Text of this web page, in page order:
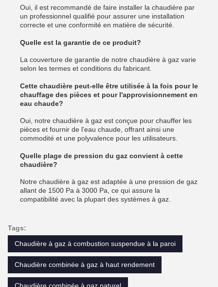
Oui, il est recommandé de faire installer la chaudière par
un professionnel qualifié pour assurer une installation
correcte et une conformité en matière de sécurité.
Quelle est la garantie de ce produit?
La couverture de garantie de notre chaudière à gaz varie
selon les termes et conditions du fabricant.
Cette chaudière peut-elle être utilisée à la fois pour le
chauffage des pièces et pour l'approvisionnement en
eau chaude?
Oui, notre chaudière à gaz est conçue pour chauffer les
pièces et fournir de l'eau chaude, offrant ainsi une
commodité et une polyvalence pour les utilisateurs.
Quelle plage de pression du gaz convient à cette
chaudière?
Notre chaudière à gaz est adaptée à une pression de gaz
allant de 1500 Pa à 3000 Pa, ce qui assure la
compatibilité avec la plupart des systèmes à gaz.
Tags:
Chaudière à gaz à combustion suspendue à la paroi
Chaudière combinée à gaz à haut rendement